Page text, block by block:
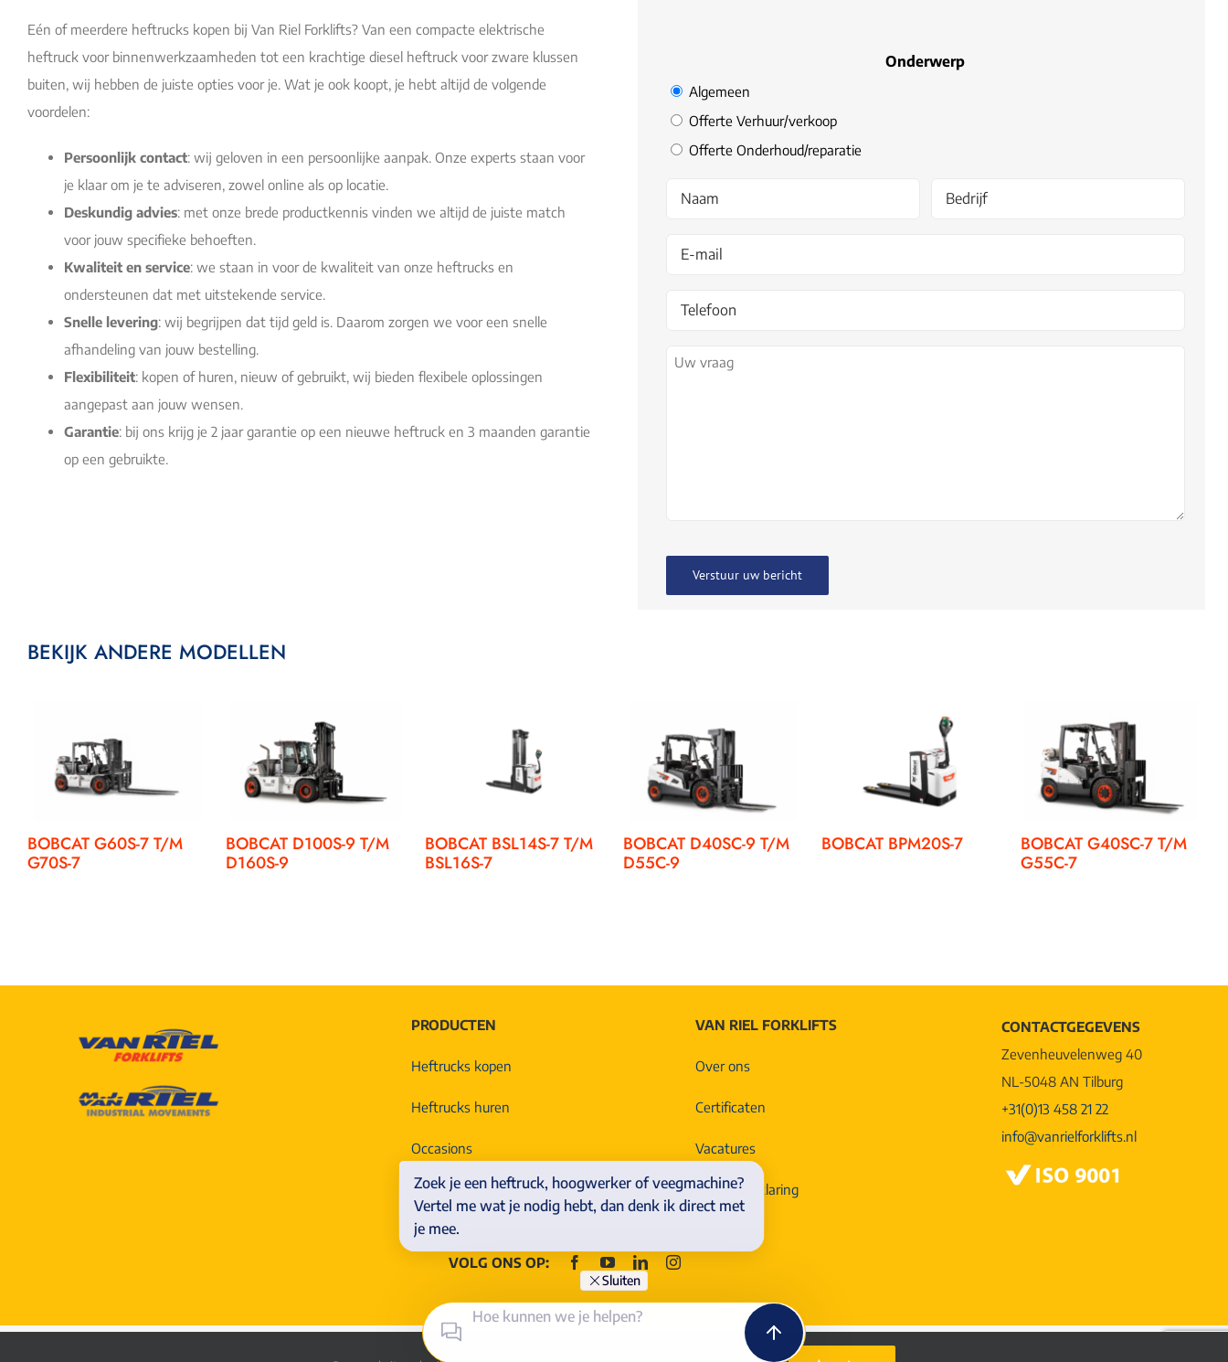
Eén of meerdere heftrucks kopen bij Van Riel Forklifts? Van een compacte elektrische
heftruck voor binnenwerkzaamheden tot een krachtige diesel heftruck voor zware klussen
buiten, wij hebben de juiste opties voor je. Wat je ook koopt, je hebt altijd de volgende
voordelen:
Persoonlijk contact: wij geloven in een persoonlijke aanpak. Onze experts staan voor
je klaar om je te adviseren, zowel online als op locatie.
Deskundig advies: met onze brede productkennis vinden we altijd de juiste match
voor jouw specifieke behoeften.
Kwaliteit en service: we staan in voor de kwaliteit van onze heftrucks en
ondersteunen dat met uitstekende service.
Snelle levering: wij begrijpen dat tijd geld is. Daarom zorgen we voor een snelle
afhandeling van jouw bestelling.
Flexibiliteit: kopen of huren, nieuw of gebruikt, wij bieden flexibele oplossingen
aangepast aan jouw wensen.
Garantie: bij ons krijg je 2 jaar garantie op een nieuwe heftruck en 3 maanden garantie
op een gebruikte.
Onderwerp
Algemeen
Offerte Verhuur/verkoop
Offerte Onderhoud/reparatie
BEKIJK ANDERE MODELLEN
BOBCAT G60S-7 T/M
G70S-7
BOBCAT D100S-9 T/M
D160S-9
BOBCAT BSL14S-7 T/M
BSL16S-7
BOBCAT D40SC-9 T/M
D55C-9
BOBCAT BPM20S-7
BOBCAT G40SC-7 T/M
G55C-7
PRODUCTEN
Heftrucks kopen
Heftrucks huren
Occasions
VAN RIEL FORKLIFTS
Over ons
Certificaten
Vacatures
Privacyverklaring
CONTACTGEGEVENS
Zevenheuvelenweg 40
NL-5048 AN Tilburg
+31(0)13 458 21 22
info@vanrielforklifts.nl
VOLG ONS OP:
Zoek je een heftruck, hoogwerker of veegmachine?
Vertel me wat je nodig hebt, dan denk ik direct met
je mee.
Sluiten